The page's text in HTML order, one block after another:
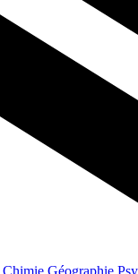
Chimie Géographie